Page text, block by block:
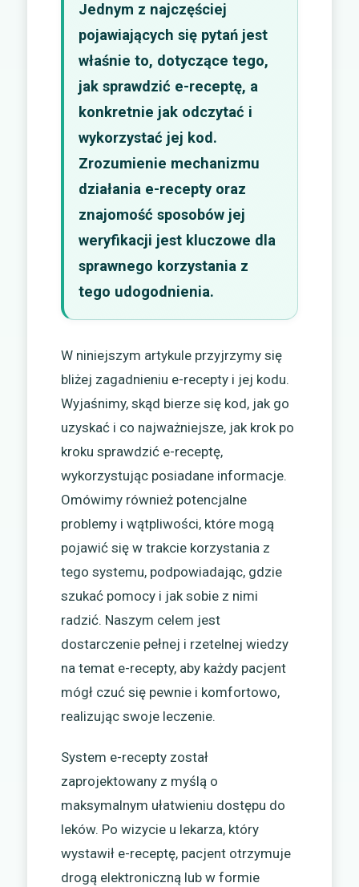
Jednym z najczęściej
pojawiających się pytań jest
właśnie to, dotyczące tego,
jak sprawdzić e-receptę, a
konkretnie jak odczytać i
wykorzystać jej kod.
Zrozumienie mechanizmu
działania e-recepty oraz
znajomość sposobów jej
weryfikacji jest kluczowe dla
sprawnego korzystania z
tego udogodnienia.
W niniejszym artykule przyjrzymy się
bliżej zagadnieniu e-recepty i jej kodu.
Wyjaśnimy, skąd bierze się kod, jak go
uzyskać i co najważniejsze, jak krok po
kroku sprawdzić e-receptę,
wykorzystując posiadane informacje.
Omówimy również potencjalne
problemy i wątpliwości, które mogą
pojawić się w trakcie korzystania z
tego systemu, podpowiadając, gdzie
szukać pomocy i jak sobie z nimi
radzić. Naszym celem jest
dostarczenie pełnej i rzetelnej wiedzy
na temat e-recepty, aby każdy pacjent
mógł czuć się pewnie i komfortowo,
realizując swoje leczenie.
System e-recepty został
zaprojektowany z myślą o
maksymalnym ułatwieniu dostępu do
leków. Po wizycie u lekarza, który
wystawił e-receptę, pacjent otrzymuje
drogą elektroniczną lub w formie